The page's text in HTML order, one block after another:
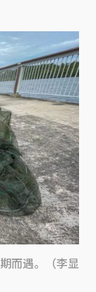
而遇。（李显